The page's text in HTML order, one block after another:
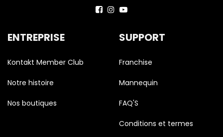
ENTREPRISE
Kontakt Member Club
Notre histoire
Nos boutiques
SUPPORT
Franchise
Mannequin
FAQ'S
Conditions et termes